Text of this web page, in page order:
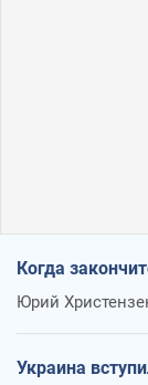
Когда
Юрий
Украина